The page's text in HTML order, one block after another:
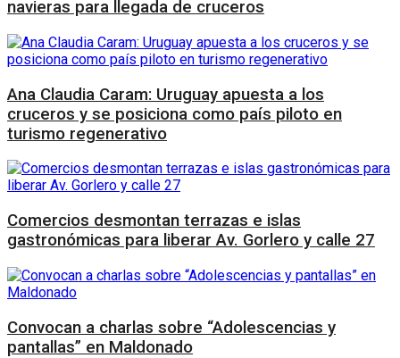
navieras para llegada de cruceros
Ana Claudia Caram: Uruguay apuesta a los
cruceros y se posiciona como país piloto en
turismo regenerativo
Comercios desmontan terrazas e islas
gastronómicas para liberar Av. Gorlero y calle 27
Convocan a charlas sobre “Adolescencias y
pantallas” en Maldonado